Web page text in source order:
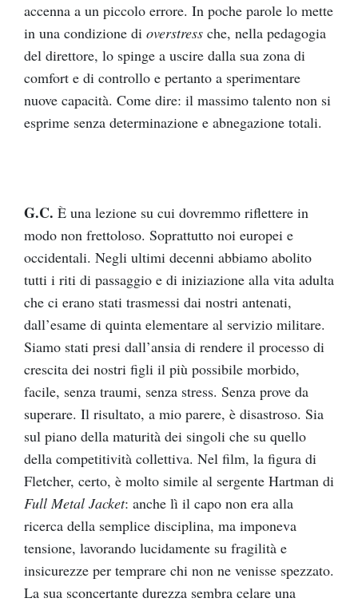
accenna a un piccolo errore. In poche parole lo mette
in una condizione di overstress che, nella pedagogia
del direttore, lo spinge a uscire dalla sua zona di
comfort e di controllo e pertanto a sperimentare
nuove capacità. Come dire: il massimo talento non si
esprime senza determinazione e abnegazione totali.
G.C. È una lezione su cui dovremmo riflettere in
modo non frettoloso. Soprattutto noi europei e
occidentali. Negli ultimi decenni abbiamo abolito
tutti i riti di passaggio e di iniziazione alla vita adulta
che ci erano stati trasmessi dai nostri antenati,
dall’esame di quinta elementare al servizio militare.
Siamo stati presi dall’ansia di rendere il processo di
crescita dei nostri figli il più possibile morbido,
facile, senza traumi, senza stress. Senza prove da
superare. Il risultato, a mio parere, è disastroso. Sia
sul piano della maturità dei singoli che su quello
della competitività collettiva. Nel film, la figura di
Fletcher, certo, è molto simile al sergente Hartman di
Full Metal Jacket: anche lì il capo non era alla
ricerca della semplice disciplina, ma imponeva
tensione, lavorando lucidamente su fragilità e
insicurezze per temprare chi non ne venisse spezzato.
La sua sconcertante durezza sembra celare una